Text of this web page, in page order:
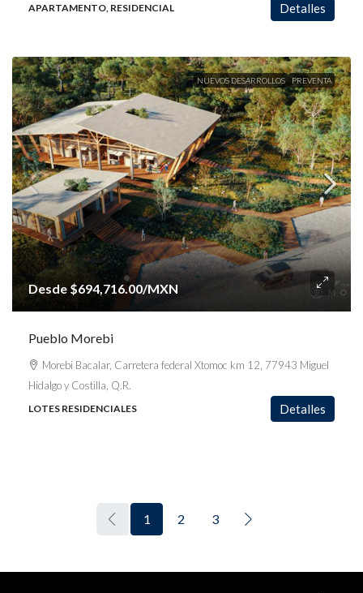
APARTAMENTO, RESIDENCIAL Detalles
NUEVOS DESARROLLOS PREVENTA
Desde $694,716.00/MXN
Pueblo Morebi
Morebi Bacalar, Carretera federal Xtomoc km 12, 77943 Miguel
Hidalgo y Costilla, Q.R.
LOTES RESIDENCIALES Detalles
1 2 3